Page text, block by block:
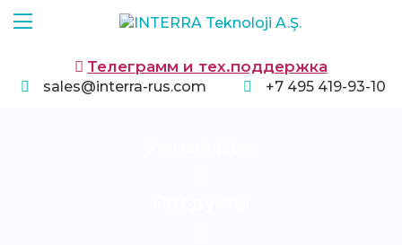
Телеграмм и тех.поддержка
sales@interra-rus.com +7 495 419-93-10